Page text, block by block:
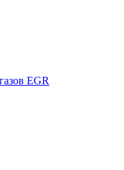
EGR